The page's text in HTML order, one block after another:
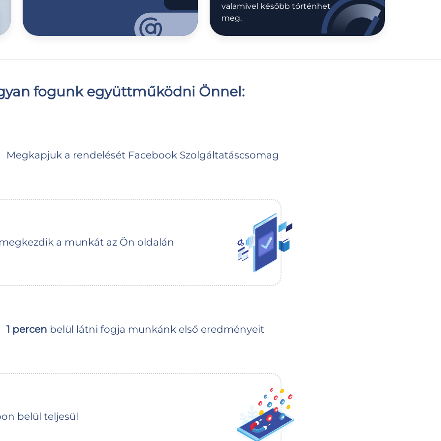
valamivel később történhet
meg.
fogunk együttműködni Önnel:
Megkapjuk a rendelését Facebook Szolgáltatáscsomag
a munkát az Ön oldalán
1 percen belül látni fogja munkánk első eredményeit
belül teljesül